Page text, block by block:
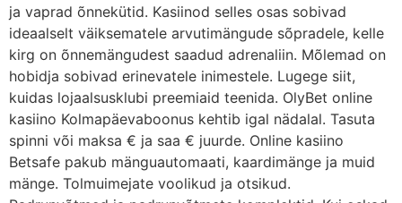
ja vaprad õnnekütid. Kasiinod selles osas sobivad
ideaalselt väiksematele arvutimängude sõpradele, kelle
kirg on õnnemängudest saadud adrenaliin. Mõlemad on
hobidja sobivad erinevatele inimestele. Lugege siit,
kuidas lojaalsusklubi preemiaid teenida. OlyBet online
kasiino Kolmapäevaboonus kehtib igal nädalal. Tasuta
spinni või maksa € ja saa € juurde. Online kasiino
Betsafe pakub mänguautomaati, kaardimänge ja muid
mänge. Tolmuimejate voolikud ja otsikud.